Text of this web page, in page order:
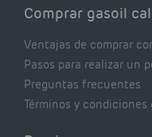
Comprar gasoil
Ventajas de comprar
Pasos para realizar un
Preguntas frecuentes
Términos y condiciones